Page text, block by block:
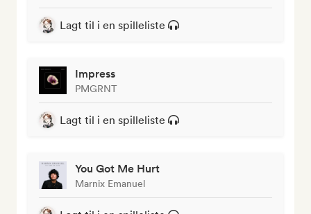
Lagt til i en spilleliste
Impress
PMGRNT
Lagt til i en spilleliste
You Got Me Hurt
Marnix Emanuel